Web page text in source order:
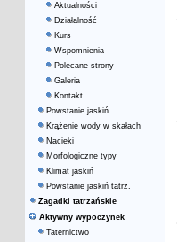
Aktualności
Działalność
Kurs
Wspomnienia
Polecane strony
Galeria
Kontakt
Powstanie jaskiń
Krążenie wody w skałach
Nacieki
Morfologiczne typy
Klimat jaskiń
Powstanie jaskiń tatrz.
Zagadki tatrzańskie
Aktywny wypoczynek
Taternictwo